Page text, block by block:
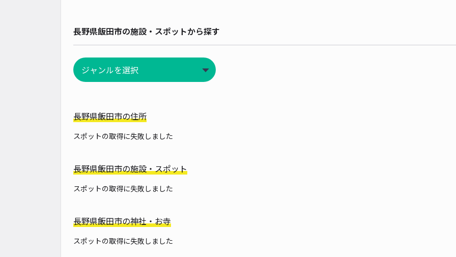
長野県飯田市の施設・スポットから探す
長野県飯田市の住所
スポットの取得に失敗しました
長野県飯田市の施設・スポット
スポットの取得に失敗しました
長野県飯田市の神社・お寺
スポットの取得に失敗しました